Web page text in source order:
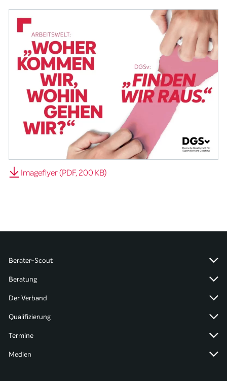
Imageflyer (PDF, 200 KB)
Berater-Scout
Beratung
Der Verband
Qualifizierung
Termine
Medien